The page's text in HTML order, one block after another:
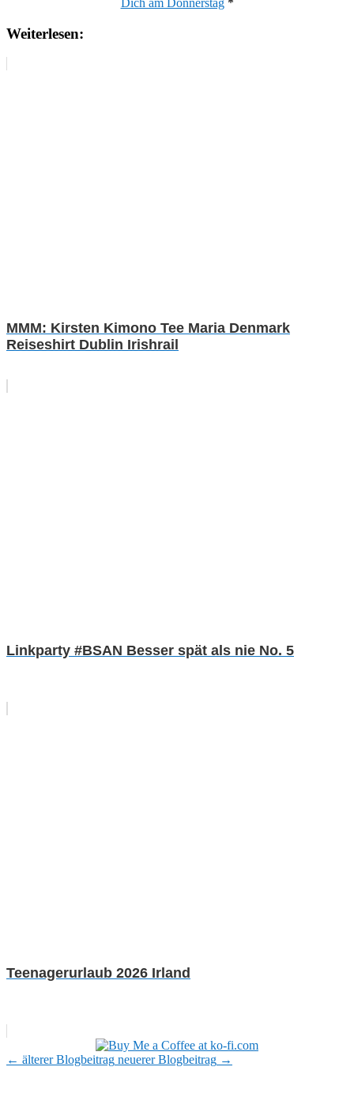
Weiterlesen:
MMM: Kirsten Kimono Tee Maria Denmark
Reiseshirt Dublin Irishrail
Linkparty #BSAN Besser spät als nie No. 5
Teenagerurlaub 2026 Irland
← älterer Blogbeitrag neuerer Blogbeitrag →